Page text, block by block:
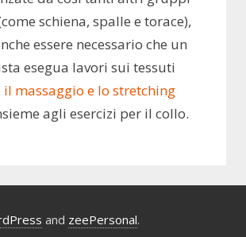
schiena, spalle e torace),
essere necessario che un
esegua lavori sui tessuti
il massaggio e lo stretching
agli esercizi per il collo.
and zeePersonal.